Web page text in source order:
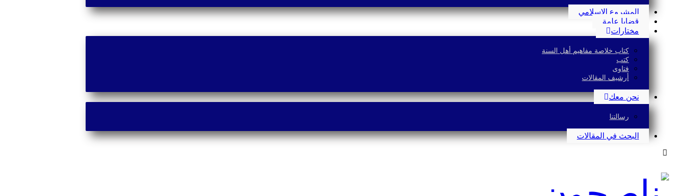
المشروع الإسلامي
قضايا عامة
مختارات
كتاب خلاصة مفاهيم أهل السنة
كتب
فتاوى
أرشيف المقالات
نحن معك
رسالتنا
البحث في المقالات